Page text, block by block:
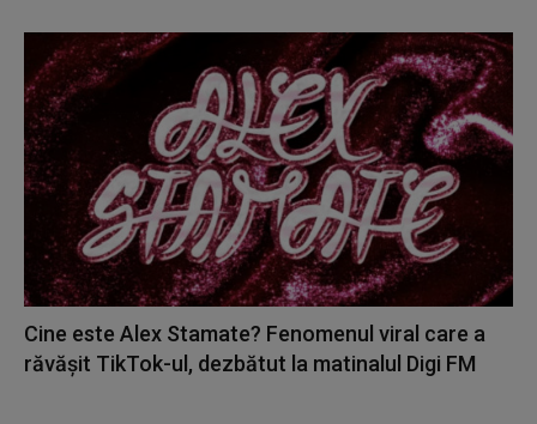
Cine este Alex Stamate? Fenomenul viral care a
răvășit TikTok-ul, dezbătut la matinalul Digi FM